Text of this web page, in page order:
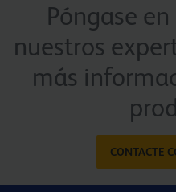
Póngase
nuestros
más
CONTACTE